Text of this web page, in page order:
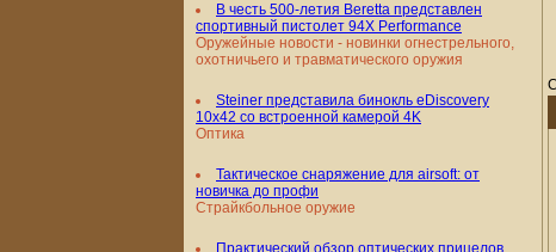
В честь 500-летия Beretta представлен
спортивный пистолет 94X Performance
Оружейные новости - новинки огнестрельного,
охотничьего и травматического оружия
Steiner представила бинокль eDiscovery
10x42 со встроенной камерой 4K
Оптика
Тактическое снаряжение для airsoft: от
новичка до профи
Страйкбольное оружие
Практический обзор оптических прицелов